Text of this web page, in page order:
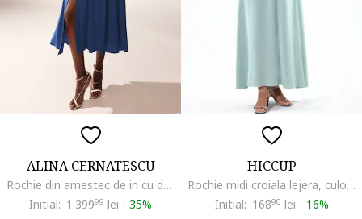
ALINA CERNATESCU
Rochie din amestec de in cu decolteu in V Ischia
Initial: 1.39999 lei - 35%
HICCUP
Rochie midi croiala lejera, culoare Albastru, tesatura subtire
Initial: 16890 lei - 16%